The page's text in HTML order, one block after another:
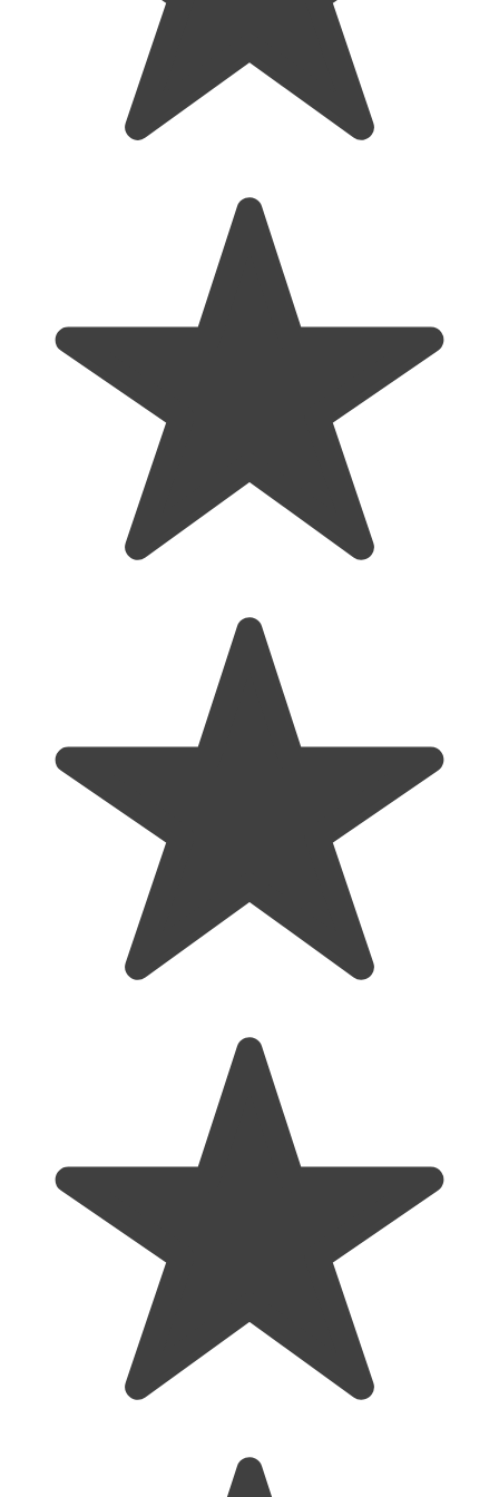
de asemenea, are un consum redus de energie si se
inchide automat in caz de neutilizare mai mult de 8
un singur buton de operare
usor de utilizat: puneti unul dintre degete in orificiul de
clama. Apasati butonul de pornire si pulsoximetrul va
intra in stare de functionare
temperatura de functionare: 5°C pana la 40°C
temperatura de depozitare: -10°C pana la 40°C
mediu de depozitare – umiditate relativa: 15%- 80%
greutate: 65 grame (fara baterii)
alimentare: 2 baterii tip AAA (neincluse)
autonomie: 30 ore
material: plastic ABS
Caracteristici afisare:
afisare valoare SpO2
afisare valoare puls
indicator baterie
intervale masurare SpO2: 70%-99%
acuratete ±2% pentru 70%～99%, sub 70% nespecificat
rezolutie: ±1%
interval masurare puls: 30 bpm～240 bpm
acuratete ±1 bpm sau ±1%
perfuzie joasa: ≤ 0,4
interval indice perfuzie 0,1 – 20%
Pachetul include:
pulsoximetru x 1 buc
Dimensiune ambalaj produs: 10.5 x 6.4 x 4
cm Dimensiune produs: 6 x 3.5 x 3.5 cm
Atentie! Cititi cu atentie instructiunile de
utilizare. Aparatul poate fi utilizat numai in scopul
mentionat in instructiunile de utilizare. Produsele medicale
nu sunt jucarii. Aparatul a fost conceput pentru utilizarea
practica, insa nu poate inlocui un consult medical.
Pulsoximetrul NU are scop de diagnosticare. In caz de
valori anormale afisate, va rugam mergeti la spital pentru
o examinare ulterioara. In timpul perioadelor prelungite de
utilizare, daca simtiti disconfort sau durere in deget, va
rugam sa scoateti pulsoximetrul imediat pentru a
impiedica ranirea degetului. Nu folositi pulsoximetrul intr-
curatare abraziva, precum lana de otel sau lustru pentru
metale. Nu lasati niciun lichid sa patrunda in produs, si nu